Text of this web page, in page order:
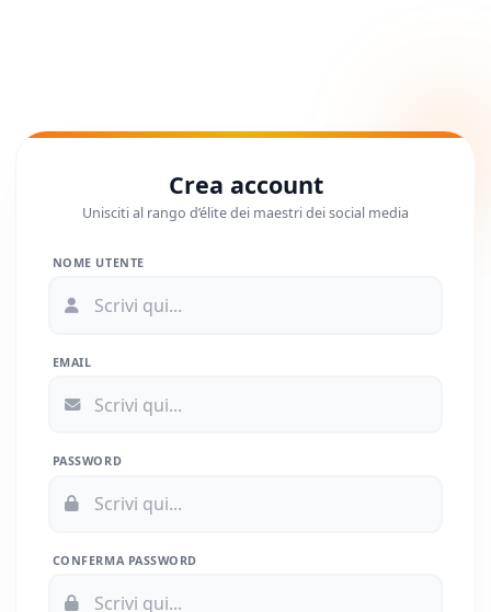
Crea account
Unisciti al rango d’élite dei maestri dei social media
NOME UTENTE
EMAIL
PASSWORD
CONFERMA PASSWORD